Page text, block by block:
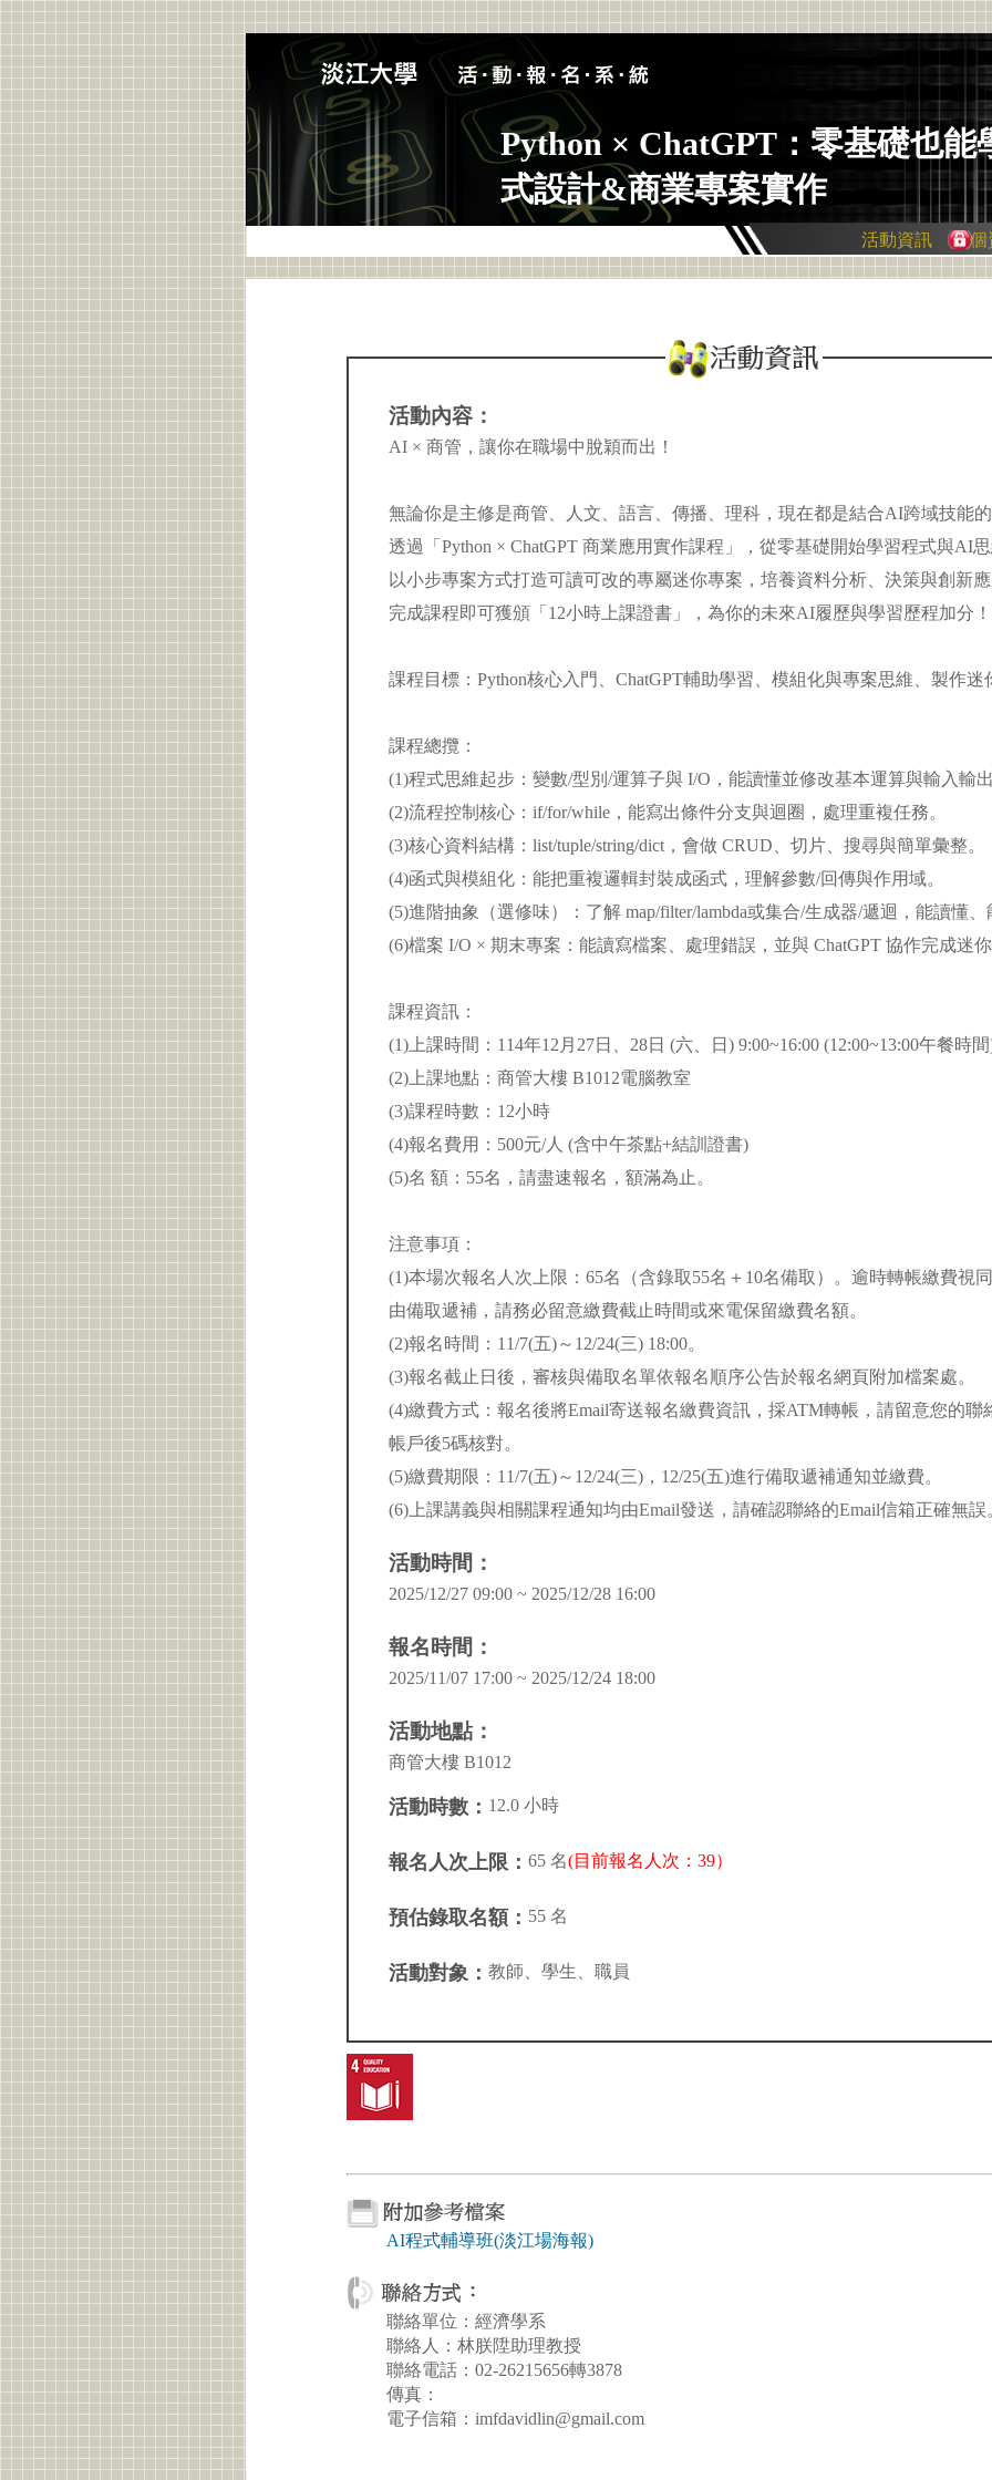
Python × ChatGPT：零基礎也能
式設計&商業專案實作
活動資訊 個
活動內容：
AI × 商管，讓你在職場中脫穎而出！
無論你是主修是商管、人文、語言、傳播、理科，現在都是結合AI跨域技能
透過「Python × ChatGPT 商業應用實作課程」，從零基礎開始學習程式與AI
以小步專案方式打造可讀可改的專屬迷你專案，培養資料分析、決策與創新
完成課程即可獲頒「12小時上課證書」，為你的未來AI履歷與學習歷程加分
課程目標：Python核心入門、ChatGPT輔助學習、模組化與專案思維、製作
課程總攬：
(1)程式思維起步：變數/型別/運算子與 I/O，能讀懂並修改基本運算與輸入輸
(2)流程控制核心：if/for/while，能寫出條件分支與迴圈，處理重複任務。
(3)核心資料結構：list/tuple/string/dict，會做 CRUD、切片、搜尋與簡單彙整。
(4)函式與模組化：能把重複邏輯封裝成函式，理解參數/回傳與作用域。
(5)進階抽象（選修味）：了解 map/filter/lambda或集合/生成器/遞迴，能讀懂
(6)檔案 I/O × 期末專案：能讀寫檔案、處理錯誤，並與 ChatGPT 協作完成迷
課程資訊：
(1)上課時間：114年12月27日、28日 (六、日) 9:00~16:00 (12:00~13:00午餐時
(2)上課地點：商管大樓 B1012電腦教室
(3)課程時數：12小時
(4)報名費用：500元/人 (含中午茶點+結訓證書)
(5)名 額：55名，請盡速報名，額滿為止。
注意事項：
(1)本場次報名人次上限：65名（含錄取55名＋10名備取）。逾時轉帳繳費視
由備取遞補，請務必留意繳費截止時間或來電保留繳費名額。
(2)報名時間：11/7(五)～12/24(三) 18:00。
(3)報名截止日後，審核與備取名單依報名順序公告於報名網頁附加檔案處。
(4)繳費方式：報名後將Email寄送報名繳費資訊，採ATM轉帳，請留意您的聯
帳戶後5碼核對。
(5)繳費期限：11/7(五)～12/24(三)，12/25(五)進行備取遞補通知並繳費。
(6)上課講義與相關課程通知均由Email發送，請確認聯絡的Email信箱正確無誤
活動時間：
2025/12/27 09:00 ~ 2025/12/28 16:00
報名時間：
2025/11/07 17:00 ~ 2025/12/24 18:00
活動地點：
商管大樓 B1012
活動時數： 12.0 小時
報名人次上限： 65 名(目前報名人次：39）
預估錄取名額： 55 名
活動對象： 教師、學生、職員
AI程式輔導班(淡江場海報)
聯絡單位：經濟學系
聯絡人：林朕陞助理教授
聯絡電話：02-26215656轉3878
傳真：
電子信箱：imfdavidlin@gmail.com